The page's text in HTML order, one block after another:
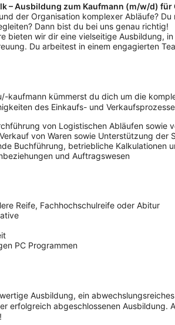
– Ausbildung zum Kaufmann (m/w/d)
der Organisation komplexer Abläufe?
Dann bist du bei uns genau richtig!
bieten wir dir eine vielseitige Ausbildung,
Du arbeitest in einem engagierten
kaufmann kümmerst du dich um die
des Einkaufs- und
von Logistischen Abläufen sowie
von Waren sowie Unterstützung der
Buchführung, betriebliche Kalkulationen
und Auftragswesen
Reife, Fachhochschulreife oder Abitur
PC Programmen
Ausbildung, ein
erfolgreich abgeschlossenen